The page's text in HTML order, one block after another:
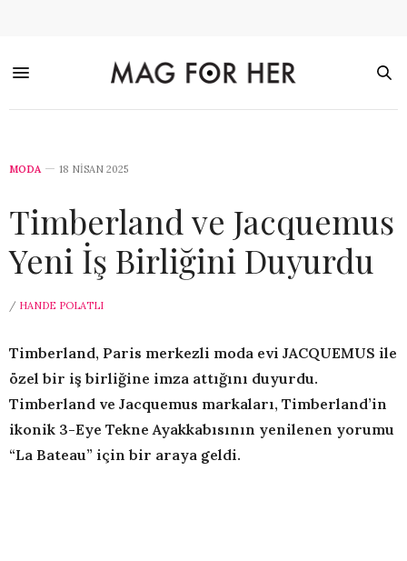
MODA 18 NISAN 2025
Timberland ve Jacquemus
Yeni İş Birliğini Duyurdu
/ HANDE POLATLI
Timberland, Paris merkezli moda evi JACQUEMUS ile
özel bir iş birliğine imza attığını duyurdu.
Timberland ve Jacquemus markaları, Timberland’in
ikonik 3-Eye Tekne Ayakkabısının yenilenen yorumu
“La Bateau” için bir araya geldi.